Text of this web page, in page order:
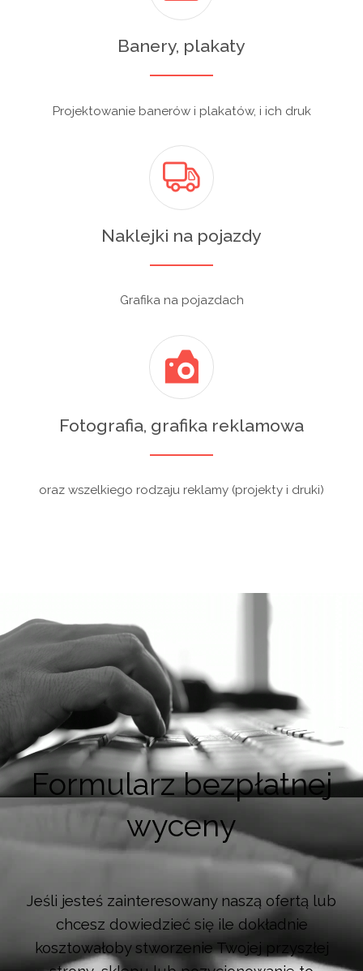
Banery, plakaty
Projektowanie banerów i plakatów, i ich druk
Naklejki na pojazdy
Grafika na pojazdach
Fotografia, grafika reklamowa
oraz wszelkiego rodzaju reklamy (projekty i druki)
Formularz bezpłatnej
wyceny
Jeśli jesteś zainteresowany naszą ofertą lub
chcesz dowiedzieć się ile dokładnie
kosztowałoby stworzenie Twojej przyszłej